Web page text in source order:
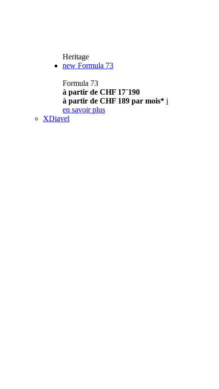
Heritage
new Formula 73
Formula 73
à partir de CHF 17´190
à partir de CHF 189 par mois* i
en savoir plus
XDiavel